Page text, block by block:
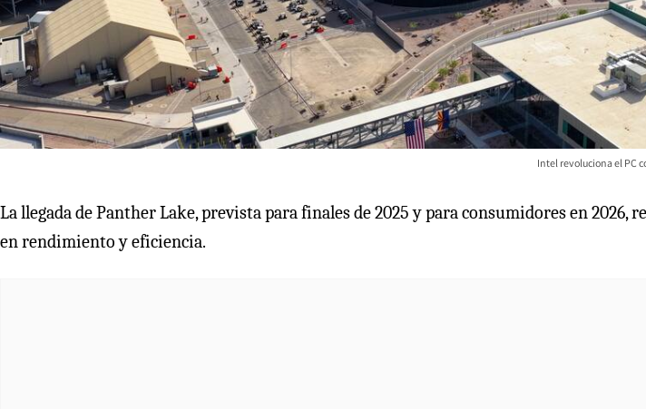
Intel revoluciona el PC
La llegada de Panther Lake, prevista para finales de 2025 y para consumidores en 2026,
en rendimiento y eficiencia.